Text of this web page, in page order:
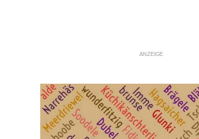
ANZEIGE